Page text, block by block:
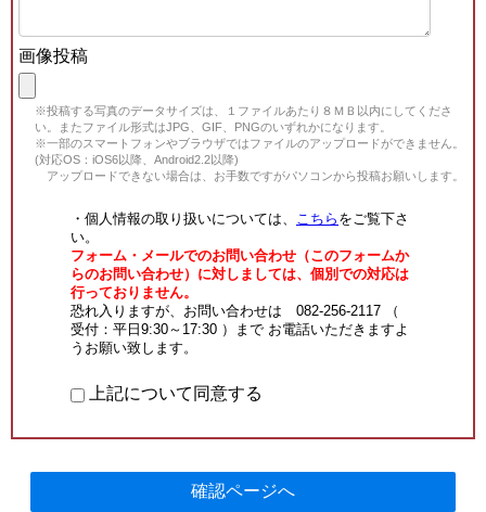
画像投稿
※投稿する写真のデータサイズは、１ファイルあたり８ＭＢ以内にしてくださ
い。またファイル形式はJPG、GIF、PNGのいずれかになります。
※一部のスマートフォンやブラウザではファイルのアップロードができません。
(対応OS：iOS6以降、Android2.2以降)
アップロードできない場合は、お手数ですがパソコンから投稿お願いします。
・個人情報の取り扱いについては、 こちら をご覧下さ
い。
フォーム・メールでのお問い合わせ（このフォームか
らのお問い合わせ）に対しましては、個別での対応は
行っておりません。
恐れ入りますが、お問い合わせは 082-256-2117 （
受付：平日9:30～17:30 ）まで お電話いただきますよ
うお願い致します。
上記について同意する
確認ページへ